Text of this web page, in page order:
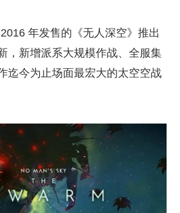
年发售的《无人深空》推出
，新增派系大规模作战、全服集
迄今为止场面最宏大的太空空战